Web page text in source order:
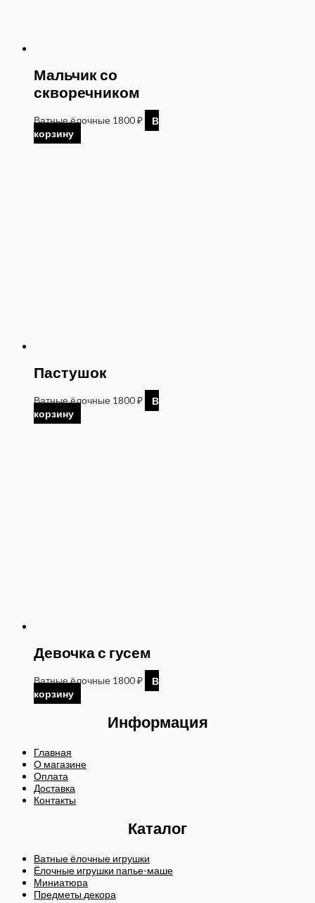
Мальчик со
скворечником
Ватные ёлочные 1800₽
В
корзину
Пастушок
Ватные ёлочные 1800₽
В
корзину
Девочка с гусем
Ватные ёлочные 1800₽
В
корзину
Информация
Главная
О магазине
Оплата
Доставка
Контакты
Каталог
Ватные ёлочные игрушки
Ёлочные игрушки папье-маше
Миниатюра
Предметы декора